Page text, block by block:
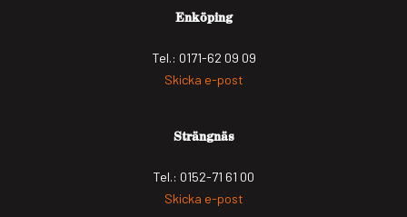
Enköping
Tel.: 0171-62 09 09
Skicka e-post
Strängnäs
Tel.: 0152-71 61 00
Skicka e-post